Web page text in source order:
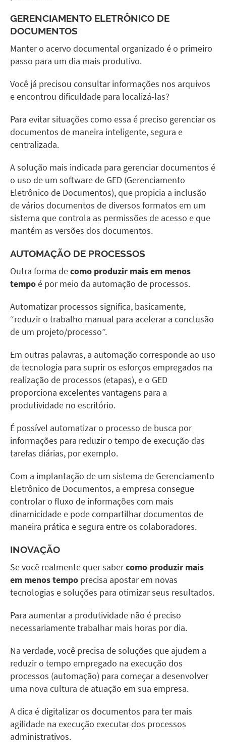
GERENCIAMENTO ELETRÔNICO DE
DOCUMENTOS
Manter o acervo documental organizado é o primeiro
passo para um dia mais produtivo.
Você já precisou consultar informações nos arquivos
e encontrou dificuldade para localizá-las?
Para evitar situações como essa é preciso gerenciar os
documentos de maneira inteligente, segura e
centralizada.
A solução mais indicada para gerenciar documentos é
o uso de um software de GED (Gerenciamento
Eletrônico de Documentos), que propicia a inclusão
de vários documentos de diversos formatos em um
sistema que controla as permissões de acesso e que
mantém as versões dos documentos.
AUTOMAÇÃO DE PROCESSOS
Outra forma decomo produzir mais em menos
tempoé por meio da automação de processos.
Automatizar processos significa, basicamente,
“reduzir o trabalho manual para acelerar a conclusão
de um projeto/processo”.
Em outras palavras, a automação corresponde ao uso
de tecnologia para suprir os esforços empregados na
realização de processos (etapas), e o GED
proporciona excelentes vantagens para a
produtividade no escritório.
É possível automatizar o processo de busca por
informações para reduzir o tempo de execução das
tarefas diárias, por exemplo.
Com a implantação de um sistema de Gerenciamento
Eletrônico de Documentos, a empresa consegue
controlar o fluxo de informações com mais
dinamicidade e pode compartilhar documentos de
maneira prática e segura entre os colaboradores.
INOVAÇÃO
Se você realmente quer sabercomo produzir mais
em menos tempo precisa apostar em novas
tecnologias e soluções para otimizar seus resultados.
Para aumentar a produtividade não é preciso
necessariamente trabalhar mais horas por dia.
Na verdade, você precisa de soluções que ajudem a
reduzir o tempo empregado na execução dos
processos (automação) para começar a desenvolver
uma nova cultura de atuação em sua empresa.
A dica é digitalizar os documentos para ter mais
agilidade na execução executar dos processos
administrativos.